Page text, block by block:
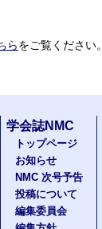
らをご覧ください。
学会誌NMC
トップページ
お知らせ
NMC 次号予告
投稿について
編集委員会